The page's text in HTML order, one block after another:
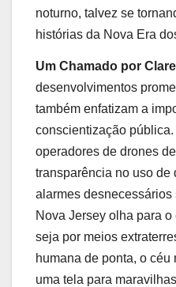
noturno, talvez se
histórias da Nova Era
Um Chamado por
desenvolvimentos
também enfatizam a
conscientização
operadores de drones
transparência no uso de
alarmes
Nova Jersey olha para
seja por meios
humana de ponta, o
uma tela para